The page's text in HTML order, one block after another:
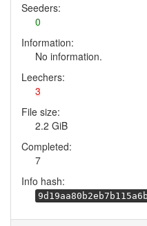
Seeders:
0
Information:
No information.
Leechers:
3
File size:
2.2 GiB
Completed:
7
Info hash: